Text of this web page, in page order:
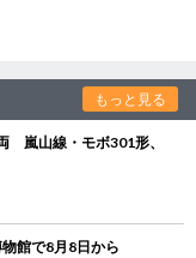
もっと見る
嵐山線・モボ301形、
館で8月8日から